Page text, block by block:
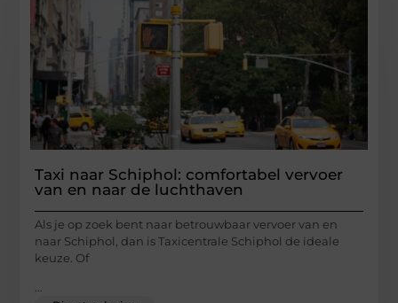
Taxi naar Schiphol: comfortabel vervoer
van en naar de luchthaven
Als je op zoek bent naar betrouwbaar vervoer van en
naar Schiphol, dan is Taxicentrale Schiphol de ideale
keuze. Of